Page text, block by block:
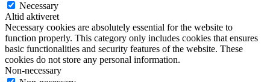
Necessary
Altid aktiveret
Necessary cookies are absolutely essential for the website to
function properly. This category only includes cookies that ensures
basic functionalities and security features of the website. These
cookies do not store any personal information.
Non-necessary